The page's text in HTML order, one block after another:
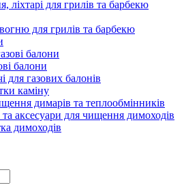
ліхтарі для грилів та барбекю
для грилів та барбекю
балони
балони
для газових балонів
каміну
димарів та теплообмінників
аксесуари для чищення димоходів
димоходів